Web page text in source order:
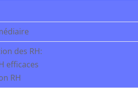
des RH:
efficaces
RH